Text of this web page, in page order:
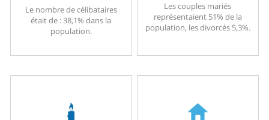
Le nombre de célibataires
était de : 38,1% dans la
population.
Les couples mariés
représentaient 51% de la
population, les divorcés 5,3%.